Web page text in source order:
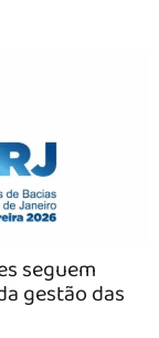
seguem
gestão das